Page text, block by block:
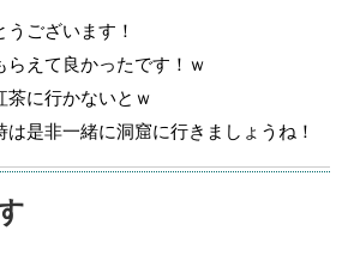
ございます！
らえて良かったです！ｗ
茶に行かないとｗ
は是非一緒に洞窟に行きましょうね！